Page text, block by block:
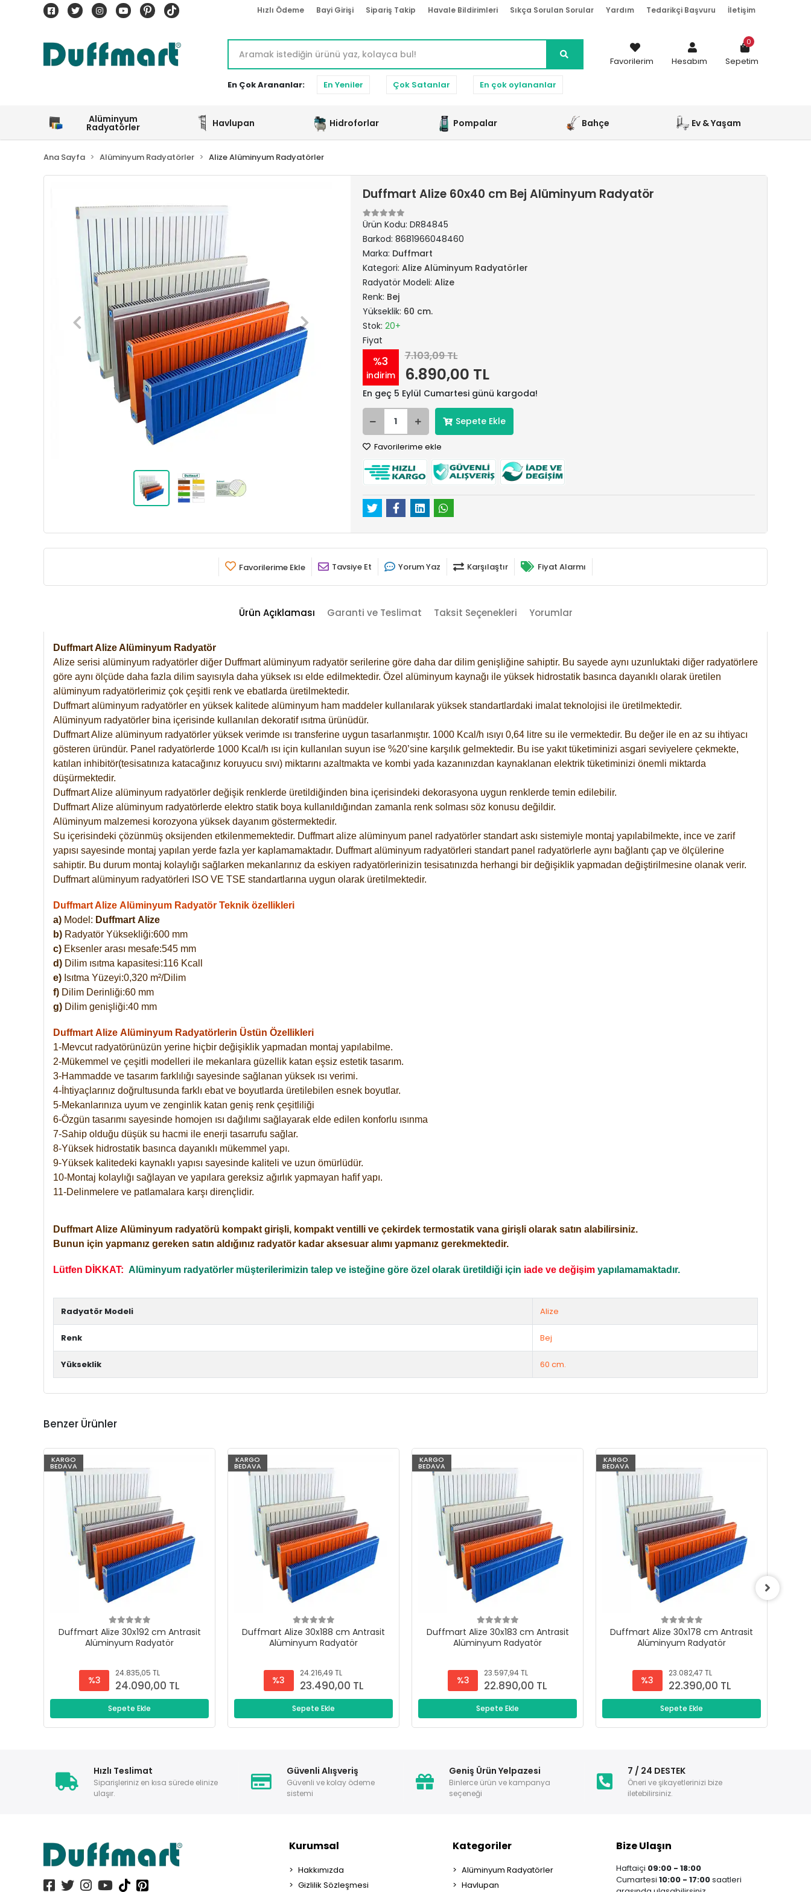
Hızlı Ödeme Bayi Girişi Sipariş Takip Havale Bildirimleri Sıkça Sorulan Sorular Yardım Tedarikçi Başvuru İletişim
En Çok Arananlar: En Yeniler Çok Satanlar En çok oylananlar
Favorilerim Hesabım Sepetim
0
Alüminyum
Radyatörler Havlupan Hidroforlar Pompalar Bahçe Ev & Yaşam
Ana Sayfa Alüminyum Radyatörler Alize Alüminyum Radyatörler
Duffmart Alize 60x40 cm Bej Alüminyum Radyatör
Ürün Kodu: DR84845
Barkod: 8681966048460
Marka: Duffmart
Kategori: Alize Alüminyum Radyatörler
Radyatör Modeli: Alize
Renk: Bej
Yükseklik: 60 cm.
Stok: 20+
Fiyat
%3
indirim
7.103,09 TL
6.890,00 TL
En geç 5 Eylül Cumartesi günü kargoda!
Sepete Ekle
Favorilerime ekle
Favorilerime Ekle Tavsiye Et Yorum Yaz Karşılaştır Fiyat Alarmı
Ürün Açıklaması Garanti ve Teslimat Taksit Seçenekleri Yorumlar
Duffmart Alize Alüminyum Radyatör
Alize serisi alüminyum radyatörler diğer Duffmart alüminyum radyatör serilerine göre daha dar dilim genişliğine sahiptir. Bu sayede aynı uzunluktaki diğer radyatörlere
göre aynı ölçüde daha fazla dilim sayısıyla daha yüksek ısı elde edilmektedir. Özel alüminyum kaynağı ile yüksek hidrostatik basınca dayanıklı olarak üretilen
alüminyum radyatörlerimiz çok çeşitli renk ve ebatlarda üretilmektedir.
Duffmart alüminyum radyatörler en yüksek kalitede alüminyum ham maddeler kullanılarak yüksek standartlardaki imalat teknolojisi ile üretilmektedir.
Alüminyum radyatörler bina içerisinde kullanılan dekoratif ısıtma ürünüdür.
Duffmart Alize alüminyum radyatörler yüksek verimde ısı transferine uygun tasarlanmıştır. 1000 Kcal/h ısıyı 0,64 litre su ile vermektedir. Bu değer ile en az su ihtiyacı
gösteren üründür. Panel radyatörlerde 1000 Kcal/h ısı için kullanılan suyun ise %20’sine karşılık gelmektedir. Bu ise yakıt tüketiminizi asgari seviyelere çekmekte,
katılan inhibitör(tesisatınıza katacağınız koruyucu sıvı) miktarını azaltmakta ve kombi yada kazanınızdan kaynaklanan elektrik tüketiminizi önemli miktarda
düşürmektedir.
Duffmart Alize alüminyum radyatörler değişik renklerde üretildiğinden bina içerisindeki dekorasyona uygun renklerde temin edilebilir.
DuffmartAlize alüminyum radyatörlerde elektro statik boya kullanıldığından zamanla renk solması söz konusu değildir.
Alüminyum malzemesi korozyona yüksek dayanım göstermektedir.
Su içerisindeki çözünmüş oksijenden etkilenmemektedir. Duffmart alize alüminyum panel radyatörler standart askı sistemiyle montaj yapılabilmekte, ince ve zarif
yapısı sayesinde montaj yapılan yerde fazla yer kaplamamaktadır. Duffmart alüminyum radyatörleri standart panel radyatörlerle aynı bağlantı çap ve ölçülerine
sahiptir. Bu durum montaj kolaylığı sağlarken mekanlarınız da eskiyen radyatörlerinizin tesisatınızda herhangi bir değişiklik yapmadan değiştirilmesine olanak verir.
Duffmart alüminyum radyatörleri ISO VE TSE standartlarına uygun olarak üretilmektedir.
Duffmart Alize Alüminyum Radyatör Teknik özellikleri
a) Model: Duffmart Alize
b) Radyatör Yüksekliği:600 mm
c) Eksenler arası mesafe:545 mm
d) Dilim ısıtma kapasitesi:116 Kcall
e) Isıtma Yüzeyi:0,320 m²/Dilim
f) Dilim Derinliği:60 mm
g) Dilim genişliği:40 mm
Duffmart Alize Alüminyum Radyatörlerin Üstün Özellikleri
1-Mevcut radyatörünüzün yerine hiçbir değişiklik yapmadan montaj yapılabilme.
2-Mükemmel ve çeşitli modelleri ile mekanlara güzellik katan eşsiz estetik tasarım.
3-Hammadde ve tasarım farklılığı sayesinde sağlanan yüksek ısı verimi.
4-İhtiyaçlarınız doğrultusunda farklı ebat ve boyutlarda üretilebilen esnek boyutlar.
5-Mekanlarınıza uyum ve zenginlik katan geniş renk çeşitliliği
6-Özgün tasarımı sayesinde homojen ısı dağılımı sağlayarak elde edilen konforlu ısınma
7-Sahip olduğu düşük su hacmi ile enerji tasarrufu sağlar.
8-Yüksek hidrostatik basınca dayanıklı mükemmel yapı.
9-Yüksek kalitedeki kaynaklı yapısı sayesinde kaliteli ve uzun ömürlüdür.
10-Montaj kolaylığı sağlayan ve yapılara gereksiz ağırlık yapmayan hafif yapı.
11-Delinmelere ve patlamalara karşı dirençlidir.
Duffmart Alize Alüminyum radyatörü kompakt girişli, kompakt ventilli ve çekirdek termostatik vana girişli olarak satın alabilirsiniz.
Bunun için yapmanız gereken satın aldığınız radyatör kadar aksesuar alımı yapmanız gerekmektedir.
Lütfen DİKKAT: Alüminyum radyatörler müşterilerimizin talep ve isteğine göre özel olarak üretildiği için iade ve değişim yapılamamaktadır.
Radyatör Modeli Alize
Renk Bej
Yükseklik 60 cm.
Benzer Ürünler
KARGO
BEDAVA
Duffmart Alize 30x192 cm Antrasit
Alüminyum Radyatör
%3
24.835,05 TL
24.090,00 TL
Sepete Ekle
KARGO
BEDAVA
Duffmart Alize 30x188 cm Antrasit
Alüminyum Radyatör
%3
24.216,49 TL
23.490,00 TL
Sepete Ekle
KARGO
BEDAVA
Duffmart Alize 30x183 cm Antrasit
Alüminyum Radyatör
%3
23.597,94 TL
22.890,00 TL
Sepete Ekle
KARGO
BEDAVA
Duffmart Alize 30x178 cm Antrasit
Alüminyum Radyatör
%3
23.082,47 TL
22.390,00 TL
Sepete Ekle
Hızlı Teslimat
Siparişleriniz en kısa sürede elinize
ulaşır.
Güvenli Alışveriş
Güvenli ve kolay ödeme
sistemi
Geniş Ürün Yelpazesi
Binlerce ürün ve kampanya
seçeneği
7 / 24 DESTEK
Öneri ve şikayetlerinizi bize
iletebilirsiniz.
Kurumsal
Hakkımızda
Gizlilik Sözleşmesi
Kategoriler
Alüminyum Radyatörler
Havlupan
Bize Ulaşın
Haftaiçi 09:00 - 18:00
Cumartesi 10:00 - 17:00saatleri